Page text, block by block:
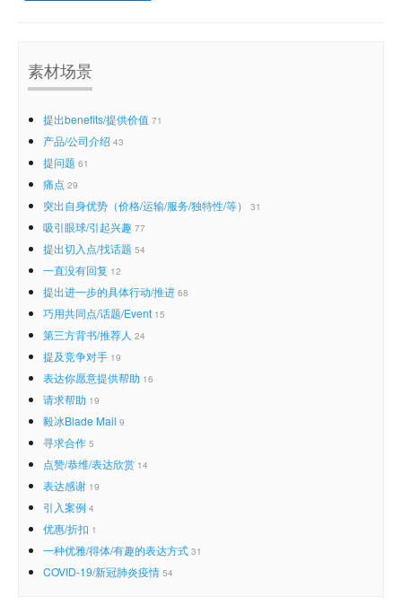
素材场景
提出benefits/提供价值 71
产品/公司介绍 43
提问题 61
痛点 29
突出自身优势（价格/运输/服务/独特性/等） 31
吸引眼球/引起兴趣 77
提出切入点/找话题 54
一直没有回复 12
提出进一步的具体行动/推进 68
巧用共同点/话题/Event 15
第三方背书/推荐人 24
提及竞争对手 19
表达你愿意提供帮助 16
请求帮助 19
毅冰Blade Mail 9
寻求合作 5
点赞/恭维/表达欣赏 14
表达感谢 19
引入案例 4
优惠/折扣 1
一种优雅/得体/有趣的表达方式 31
COVID-19/新冠肺炎疫情 54